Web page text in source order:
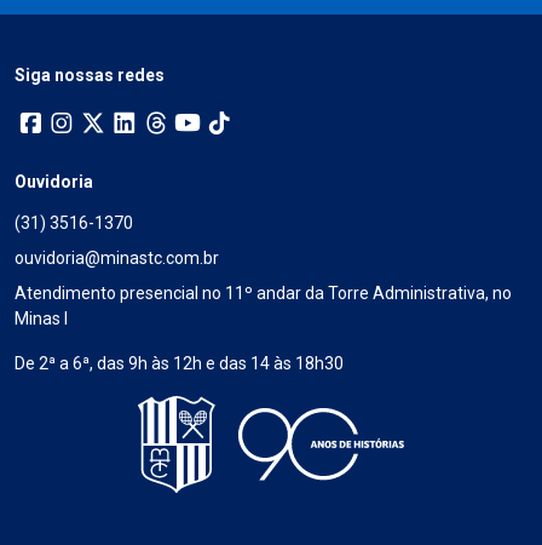
Siga nossas redes
Ouvidoria
(31) 3516-1370
ouvidoria@minastc.com.br
Atendimento presencial no 11º andar da Torre Administrativa, no
Minas I
De 2ª a 6ª, das 9h às 12h e das 14 às 18h30